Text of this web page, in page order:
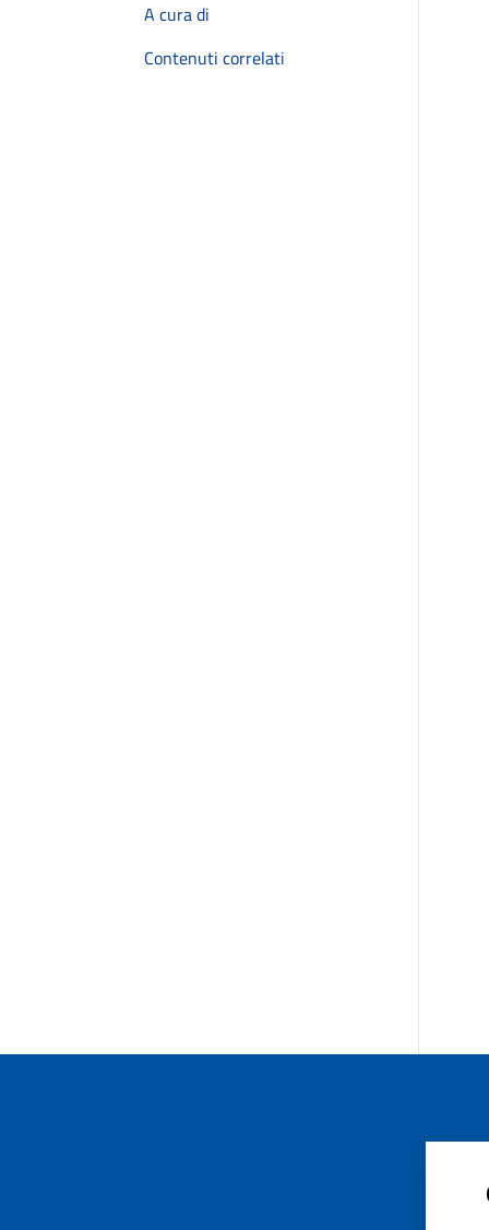
A cura di
Contenuti correlati